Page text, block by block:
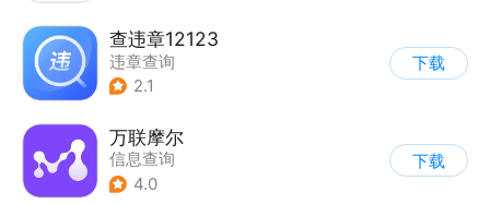
查违章12123
违章查询
2.1
下载
万联摩尔
信息查询
4.0
下载